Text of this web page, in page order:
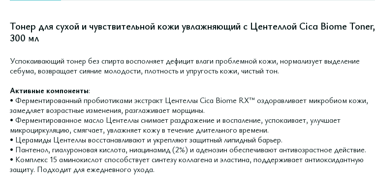
Тонер для сухой и чувствительной кожи увлажняющий с Центеллой Cica Biome Toner,
300 мл
Успокаивающий тонер без спирта восполняет дефицит влаги проблемной кожи, нормализует выделение
себума, возвращает сияние молодости, плотность и упругость кожи, чистый тон.
Активные компоненты:
• Ферментированный пробиотиками экстракт Центеллы Cica Biome RX™ оздоравливает микробиом кожи,
замедляет возрастные изменения, разглаживает морщины.
• Ферментированное масло Центеллы снимает раздражение и воспаление, успокаивает, улучшает
микроциркуляцию, смягчает, увлажняет кожу в течение длительного времени.
• Церамиды Центеллы восстанавливают и укрепляют защитный липидный барьер.
• Пантенол, гиалуроновая кислота, ниацинамид (2%) и аденозин обеспечивают антивозрастное действие.
• Комплекс 15 аминокислот способствует синтезу коллагена и эластина, поддерживает антиоксидантную
защиту. Подходит для ежедневного ухода.